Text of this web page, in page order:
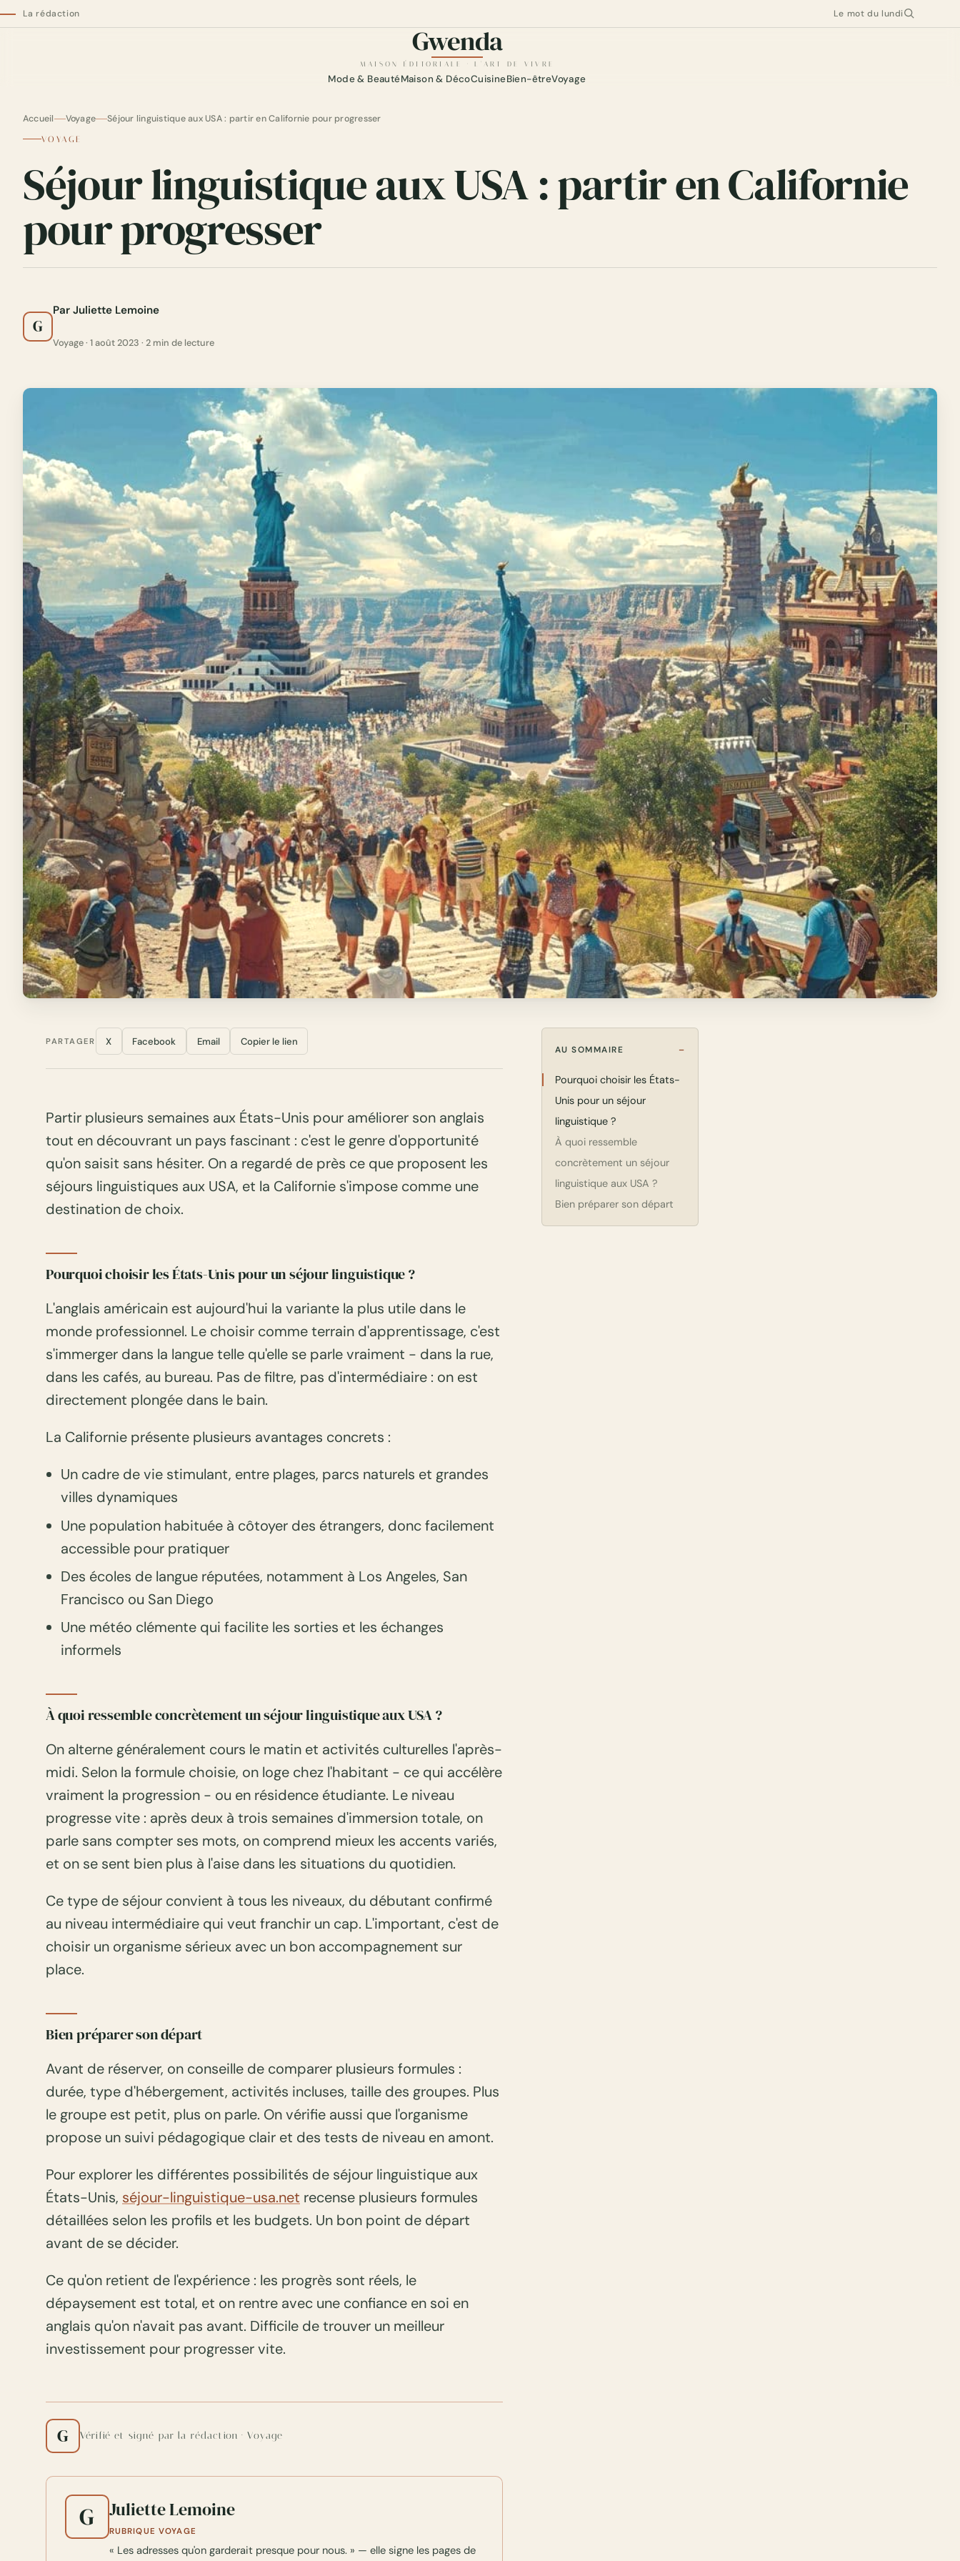
La rédaction Le mot du lundi
Gwenda — maison éditoriale
Gwenda
MAISON ÉDITORIALE · L'ART DE VIVRE
Mode & BeautéMaison & DécoCuisineBien-êtreVoyage
Accueil Voyage Séjour linguistique aux USA : partir en Californie pour progresser
VOYAGE
Séjour linguistique aux USA : partir en Californie
pour progresser
G
Par Juliette Lemoine
Voyage · 1 août 2023 · 2 min de lecture
AU SOMMAIRE
Pourquoi choisir les États-
Unis pour un séjour
linguistique ?
À quoi ressemble
concrètement un séjour
linguistique aux USA ?
Bien préparer son départ
PARTAGER X Facebook Email Copier le lien
Partir plusieurs semaines aux États-Unis pour améliorer son anglais
tout en découvrant un pays fascinant : c'est le genre d'opportunité
qu'on saisit sans hésiter. On a regardé de près ce que proposent les
séjours linguistiques aux USA, et la Californie s'impose comme une
destination de choix.
Pourquoi choisir les États-Unis pour un séjour linguistique ?
L'anglais américain est aujourd'hui la variante la plus utile dans le
monde professionnel. Le choisir comme terrain d'apprentissage, c'est
s'immerger dans la langue telle qu'elle se parle vraiment - dans la rue,
dans les cafés, au bureau. Pas de filtre, pas d'intermédiaire : on est
directement plongée dans le bain.
La Californie présente plusieurs avantages concrets :
Un cadre de vie stimulant, entre plages, parcs naturels et grandes
villes dynamiques
Une population habituée à côtoyer des étrangers, donc facilement
accessible pour pratiquer
Des écoles de langue réputées, notamment à Los Angeles, San
Francisco ou San Diego
Une météo clémente qui facilite les sorties et les échanges
informels
À quoi ressemble concrètement un séjour linguistique aux USA ?
On alterne généralement cours le matin et activités culturelles l'après-
midi. Selon la formule choisie, on loge chez l'habitant - ce qui accélère
vraiment la progression - ou en résidence étudiante. Le niveau
progresse vite : après deux à trois semaines d'immersion totale, on
parle sans compter ses mots, on comprend mieux les accents variés,
et on se sent bien plus à l'aise dans les situations du quotidien.
Ce type de séjour convient à tous les niveaux, du débutant confirmé
au niveau intermédiaire qui veut franchir un cap. L'important, c'est de
choisir un organisme sérieux avec un bon accompagnement sur
place.
Bien préparer son départ
Avant de réserver, on conseille de comparer plusieurs formules :
durée, type d'hébergement, activités incluses, taille des groupes. Plus
le groupe est petit, plus on parle. On vérifie aussi que l'organisme
propose un suivi pédagogique clair et des tests de niveau en amont.
Pour explorer les différentes possibilités de séjour linguistique aux
États-Unis, séjour-linguistique-usa.net recense plusieurs formules
détaillées selon les profils et les budgets. Un bon point de départ
avant de se décider.
Ce qu'on retient de l'expérience : les progrès sont réels, le
dépaysement est total, et on rentre avec une confiance en soi en
anglais qu'on n'avait pas avant. Difficile de trouver un meilleur
investissement pour progresser vite.
G Vérifié et signé par la rédaction · Voyage
G Juliette Lemoine
RUBRIQUE VOYAGE
« Les adresses qu'on garderait presque pour nous. » — elle signe les pages de